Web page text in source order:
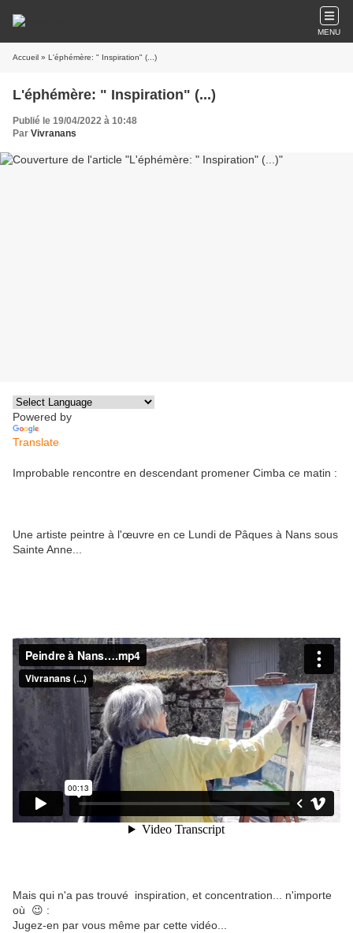
MENU
Accueil » L'éphémère: " Inspiration" (...)
L'éphémère: " Inspiration" (...)
Publié le 19/04/2022 à 10:48
Par Vivranans
Powered by
Translate
Improbable rencontre en descendant promener Cimba ce matin :
Une artiste peintre à l'œuvre en ce Lundi de Pâques à Nans sous
Sainte Anne...
Mais qui n'a pas trouvé inspiration, et concentration... n'importe
où 😉 :
Jugez-en par vous même par cette vidéo...